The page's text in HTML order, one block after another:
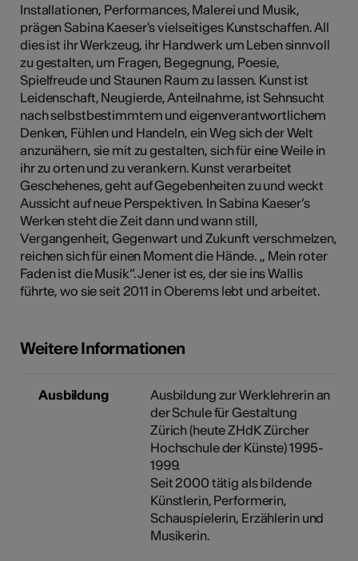
Installationen, Performances, Malerei und Musik,
prägen Sabina Kaeser's vielseitiges Kunstschaffen. All
dies ist ihr Werkzeug, ihr Handwerk um Leben sinnvoll
zu gestalten, um Fragen, Begegnung, Poesie,
Spielfreude und Staunen Raum zu lassen. Kunst ist
Leidenschaft, Neugierde, Anteilnahme, ist Sehnsucht
nach selbstbestimmtem und eigenverantwortlichem
Denken, Fühlen und Handeln, ein Weg sich der Welt
anzunähern, sie mit zu gestalten, sich für eine Weile in
ihr zu orten und zu verankern. Kunst verarbeitet
Geschehenes, geht auf Gegebenheiten zu und weckt
Aussicht auf neue Perspektiven. In Sabina Kaeser’s
Werken steht die Zeit dann und wann still,
Vergangenheit, Gegenwart und Zukunft verschmelzen,
reichen sich für einen Moment die Hände. „ Mein roter
Faden ist die Musik“. Jener ist es, der sie ins Wallis
führte, wo sie seit 2011 in Oberems lebt und arbeitet.
Weitere Informationen
Ausbildung
Ausbildung zur Werklehrerin an
der Schule für Gestaltung
Zürich (heute ZHdK Zürcher
Hochschule der Künste) 1995-
1999.
Seit 2000 tätig als bildende
Künstlerin, Performerin,
Schauspielerin, Erzählerin und
Musikerin.